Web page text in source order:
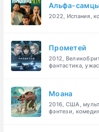
Альфа-
2022, Испания,
Прометей
2012,
фантастика,
Моана
2016, США,
фэнтези,